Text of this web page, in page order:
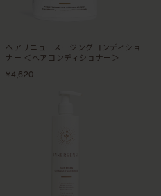
ヘアリニュースージングコンディショ
ナー ＜ヘアコンディショナー＞
¥4,620